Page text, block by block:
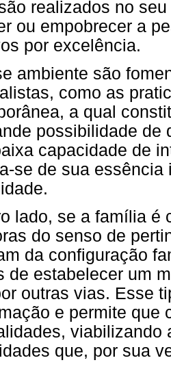
realizados no
ou empobrecer a
por excelência.
ambiente são
como as
a qual
possibilidade de
capacidade de
se de sua
lado, se a família é
do senso de
da configuração
de estabelecer um
outras vias. Esse
e permite que
viabilizando
que, por sua